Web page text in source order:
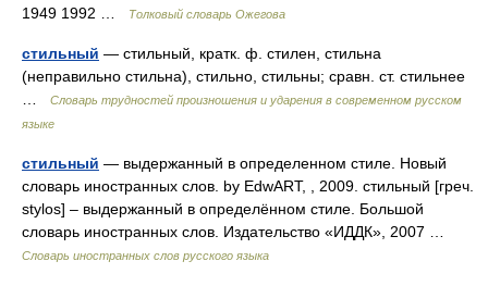
1949 1992 …
Толковый словарь Ожегова
стильный — стильный, кратк. ф. стилен, стильна
(неправильно стильна), стильно, стильны; сравн. ст. стильнее
Словарь трудностей произношения и ударения в современном русском
языке
стильный — выдержанный в определенном стиле. Новый
словарь иностранных слов. by EdwART, , 2009. стильный [греч.
stylos] – выдержанный в определённом стиле. Большой
словарь иностранных слов. Издательство «ИДДК», 2007 …
Словарь иностранных слов русского языка